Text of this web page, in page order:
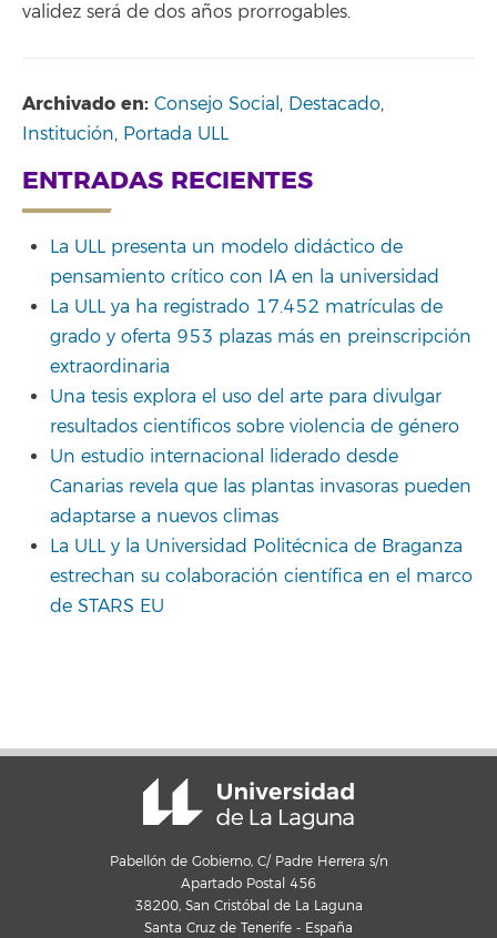
validez será de dos años prorrogables.
Archivado en: Consejo Social, Destacado,
Institución, Portada ULL
ENTRADAS RECIENTES
La ULL presenta un modelo didáctico de
pensamiento crítico con IA en la universidad
La ULL ya ha registrado 17.452 matrículas de
grado y oferta 953 plazas más en preinscripción
extraordinaria
Una tesis explora el uso del arte para divulgar
resultados científicos sobre violencia de género
Un estudio internacional liderado desde
Canarias revela que las plantas invasoras pueden
adaptarse a nuevos climas
La ULL y la Universidad Politécnica de Braganza
estrechan su colaboración científica en el marco
de STARS EU
Pabellón de Gobierno, C/ Padre Herrera s/n
Apartado Postal 456
38200, San Cristóbal de La Laguna
Santa Cruz de Tenerife - España